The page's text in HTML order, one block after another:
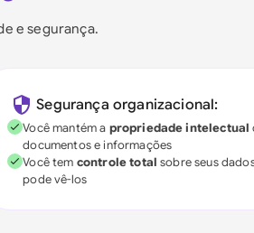
e segurança.
Segurança organizacional:
Você mantém a propriedade intelectual
documentos e informações
Você tem controle total sobre seus
pode vê-los